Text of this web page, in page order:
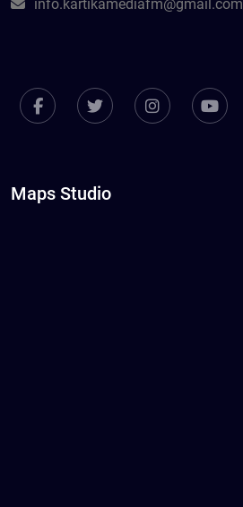
info.kartikamediafm@gmail.com
Maps Studio